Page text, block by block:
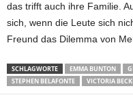
das trifft auch ihre Familie.
sich, wenn die Leute sich
Freund das Dilemma von
SCHLAGWORTE EMMA BUNTON
STEPHEN BELAFONTE
VICTORIA